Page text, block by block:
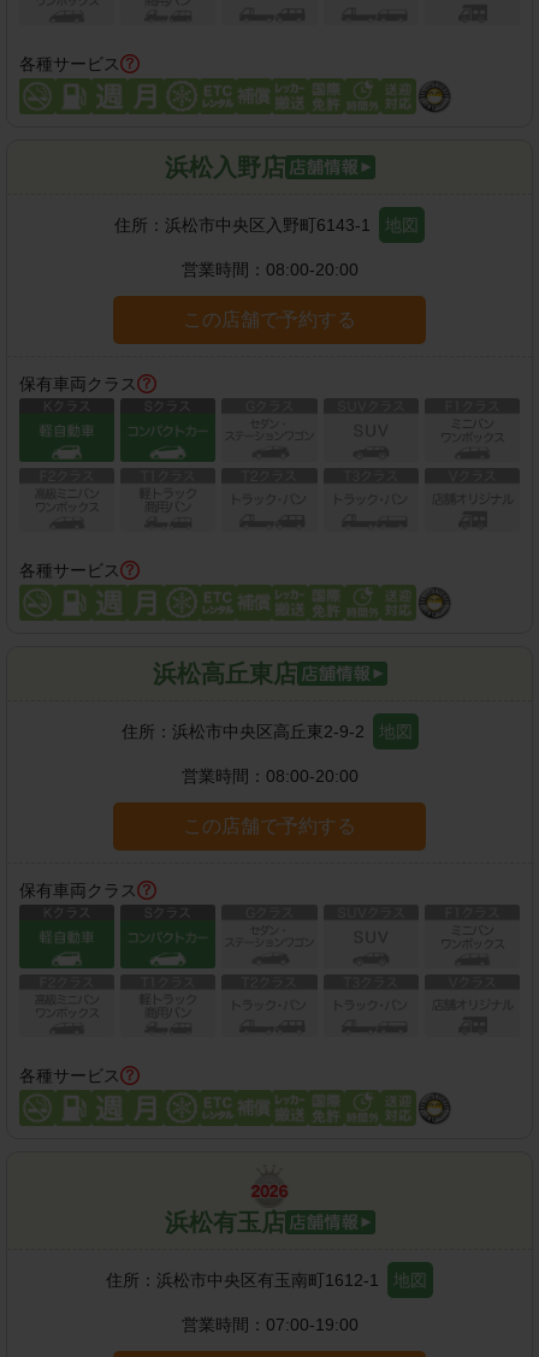
各種サービス
浜松入野店
住所： 浜松市中央区入野町6143-1 地図
営業時間： 08:00-20:00
この店舗で予約する
保有車両クラス
各種サービス
浜松高丘東店
住所： 浜松市中央区高丘東2-9-2 地図
営業時間： 08:00-20:00
この店舗で予約する
保有車両クラス
各種サービス
浜松有玉店
住所： 浜松市中央区有玉南町1612-1 地図
営業時間： 07:00-19:00